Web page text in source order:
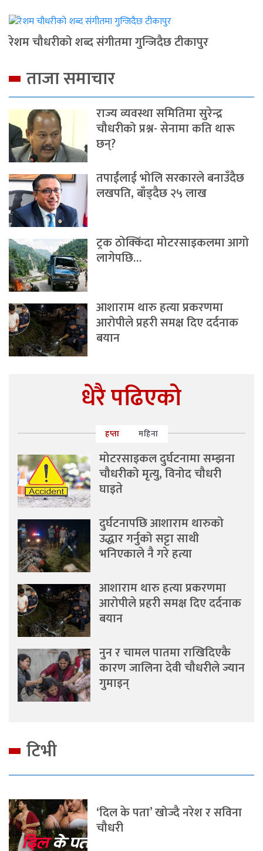
रेशम चौधरीको शब्द संगीतमा गुन्जिदैछ टीकापुर
ताजा समाचार
राज्य व्यवस्था समितिमा सुरेन्द्र
चौधरीको प्रश्न- सेनामा कति थारू
छन्?
तपाईंलाई भोलि सरकारले बनाउँदैछ
लखपति, बाँड्दैछ २५ लाख
ट्रक ठोक्किँदा मोटरसाइकलमा आगो
लागेपछि…
आशाराम थारु हत्या प्रकरणमा
आरोपीले प्रहरी समक्ष दिए दर्दनाक
बयान
धेरै पढिएको
हप्ता महिना
मोटरसाइकल दुर्घटनामा सम्झना
चौधरीको मृत्यु, विनोद चौधरी
घाइते
दुर्घटनापछि आशाराम थारुको
उद्धार गर्नुको सट्टा साथी
भनिएकाले नै गरे हत्या
आशाराम थारु हत्या प्रकरणमा
आरोपीले प्रहरी समक्ष दिए दर्दनाक
बयान
नुन र चामल पातमा राखिदिएकै
कारण जालिना देवी चौधरीले ज्यान
गुमाइन्
टिभी
‘दिल के पता’ खोज्दै नरेश र सविना
चौधरी